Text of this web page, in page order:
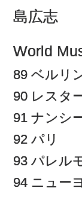
島広志
World
89 ベルリ
90 レスタ
91 ナンシ
92 パリ
93 パレル
94 ニュー